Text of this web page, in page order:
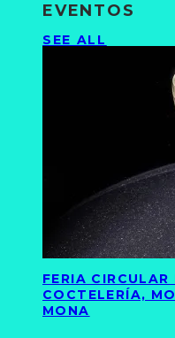
EVENTOS
SEE ALL
FERIA
COCTELERÍA,
MONA